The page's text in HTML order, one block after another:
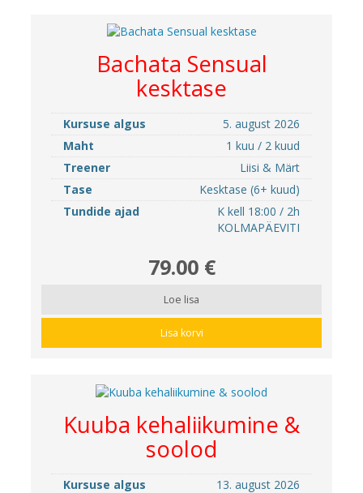
Bachata Sensual
kesktase
Kursuse algus
5. august 2026
Maht
1 kuu / 2 kuud
Treener
Liisi & Märt
Tase
Kesktase (6+ kuud)
Tundide ajad
K kell 18:00 / 2h
KOLMAPÄEVITI
79.00 €
Loe lisa
Lisa korvi
Kuuba kehaliikumine &
soolod
Kursuse algus
13. august 2026